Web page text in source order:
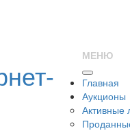
МЕНЮ
Главная
Аукционы
Активные